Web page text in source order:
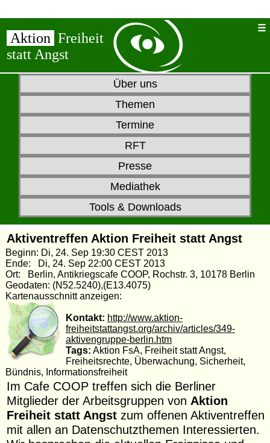
Aktion Freiheit
statt Angst
Über uns
Themen
Termine
RFT
Presse
Mediathek
Tools & Downloads
Aktiventreffen Aktion Freiheit statt Angst
Beginn: Di, 24. Sep 19:30 CEST 2013
Ende: Di, 24. Sep 22:00 CEST 2013
Ort: Berlin, Antikriegscafe COOP, Rochstr. 3, 10178 Berlin
Geodaten: (N52.5240),(E13.4075)
Kartenausschnitt anzeigen:
Kontakt: http://www.aktion-
freiheitstattangst.org/archiv/articles/349-
aktivengruppe-berlin.htm
Tags: Aktion FsA, Freiheit statt Angst,
Freiheitsrechte, Überwachung, Sicherheit,
Bündnis, Informationsfreiheit
Im Cafe COOP treffen sich die Berliner
Mitglieder der Arbeitsgruppen von Aktion
Freiheit statt Angst zum offenen Aktiventreffen
mit allen an Datenschutzthemen Interessierten.